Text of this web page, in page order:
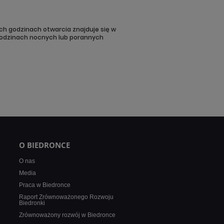
godzinach otwarcia znajduje się w
nocnych lub porannych
O BIEDRONCE
O nas
Media
Praca w Biedronce
Raport Zrównoważonego Rozwoju
Biedronki
Zrównoważony rozwój w Biedronce